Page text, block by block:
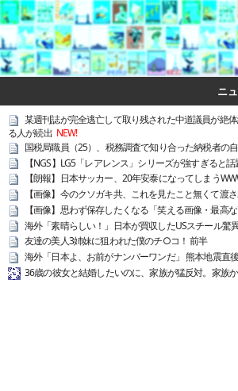
ニ
某週刊誌が完全逃亡して取り残された中道議員が絶
る人が続出 NEW!
国税局職員（25）、税務調査で知り合った納税者の
【NGS】LG5「レアレンス」シリーズが強すぎると
【朗報】日本サッカー、20年安泰になってしまう
【画像】今のクソガキ共、これを見たこと無くて渡
【画像】思わず保存したくなる「笑える画像・最高
海外「素晴らしい！」日本が買収したUSスチール驚
友達の美人3姉妹に狙われた僕のチ○コ！ 前半
海外「日本よ、お前がナンバーワンだ」 熊本地震直
36歳の彼女と結婚したいのに、家族が猛反対。家族